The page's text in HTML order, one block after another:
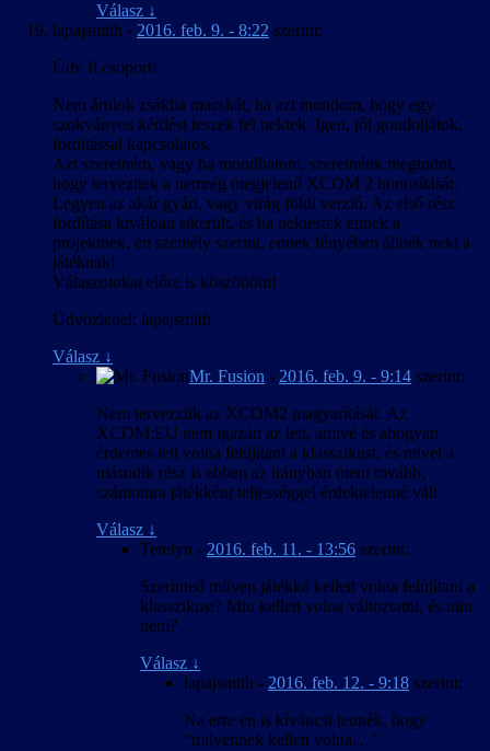
Válasz ↓
lapajsmith - 2016. feb. 9. - 8:22 szerint:
Üdv fi csoport!
Nem árulok zsákba macskát, ha azt mondom, hogy egy
szokványos kérdést teszek fel nektek. Igen, jól gondoljátok,
fordítással kapcsolatos.
Azt szeretném, vagy ha mondhatom, szeretnénk megtudni,
hogy tervezitek a nemrég megjelenő XCOM 2 honosítását.
Legyen az akár gyári, vagy virág földi verzió. Az első rész
fordítása kiválóan sikerült, és ha nekiestek ennek a
projektnek, én személy szerint, ennek fényében állnék neki a
játéknak!
Válaszotokat előre is köszönöm!
Üdvözlettel: lapajsmith
Válasz ↓
Mr. Fusion - 2016. feb. 9. - 9:14 szerint:
Nem tervezzük az XCOM2 magyarítását. Az
XCOM:EU nem igazán az lett, amivé és ahogyan
érdemes lett volna felújítani a klasszikust, és mivel a
második rész is ebben az irányban ment tovább,
számomra játékként teljességgel érdektelenné vált.
Válasz ↓
Terelyn - 2016. feb. 11. - 13:56 szerint:
Szerinted milyen játékká kellett volna felújítani a
klasszikust? Min kellett volna változtatni, és min
nem?
Válasz ↓
lapajsmith - 2016. feb. 12. - 9:18 szerint:
Na erre én is kíváncsi lennék, hogy
“milyennek kellett volna…”